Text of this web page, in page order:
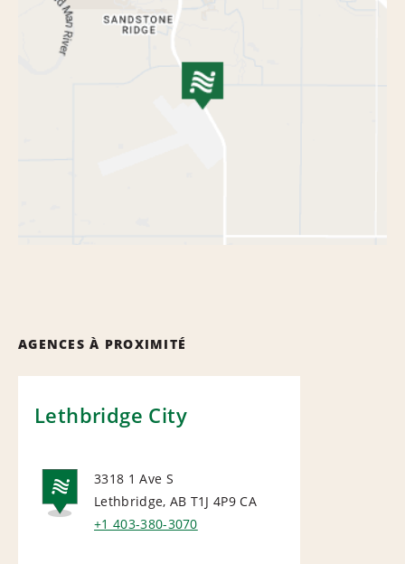
AGENCES À PROXIMITÉ
Lethbridge City
NATIONAL
3318 1 Ave S
Lethbridge, AB T1J 4P9 CA
+1 403-380-3070